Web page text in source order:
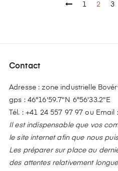
1 2 3
Contact
Adresse : zone industrielle
gps : 46°16'59.7"N 6°56'33.2"E
Tél. : +41 24 557 97 97 ou Email :
Il est indispensable que vos
le site internet afin que nous
Les préparer sur place au
des attentes relativement